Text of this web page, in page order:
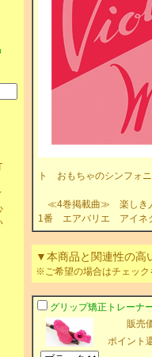
ト おもちゃのシンフ
≪4巻掲載曲≫ 楽しき
1番 エアバリエ アイネ
▼本商品と関連性の高
※ご希望の場合はチェック
グリップ矯正トレーナ
販売
ポイント